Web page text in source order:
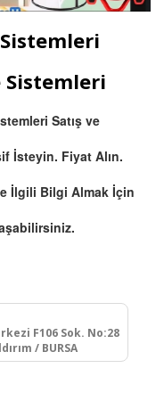
Sistemleri
Satış ve
İsteyin. Fiyat Alın.
İlgili Bilgi Almak İçin
F106 Sok. No:28